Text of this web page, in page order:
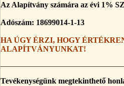
Az Alapítvány számára az évi 1%
Adószám: 18699014-1-13
HA ÚGY ÉRZI, HOGY
ALAPÍTVÁNYUNKAT!
Tevékenységünk megtekinthető